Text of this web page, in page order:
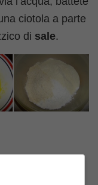
ciotola a parte
di sale.